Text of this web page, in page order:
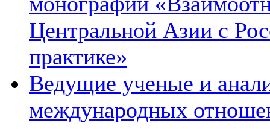
Центральной Азии с
практике»
Ведущие ученые и
международных